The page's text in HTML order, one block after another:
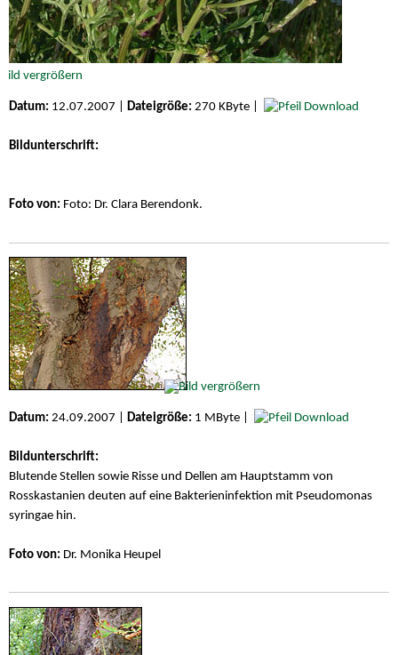
Datum: 12.07.2007 | Dateigröße: 270 KByte | Download
Bildunterschrift:
Foto von: Foto: Dr. Clara Berendonk.
Datum: 24.09.2007 | Dateigröße: 1 MByte | Download
Bildunterschrift:
Blutende Stellen sowie Risse und Dellen am Hauptstamm von
Rosskastanien deuten auf eine Bakterieninfektion mit Pseudomonas
syringae hin.
Foto von: Dr. Monika Heupel